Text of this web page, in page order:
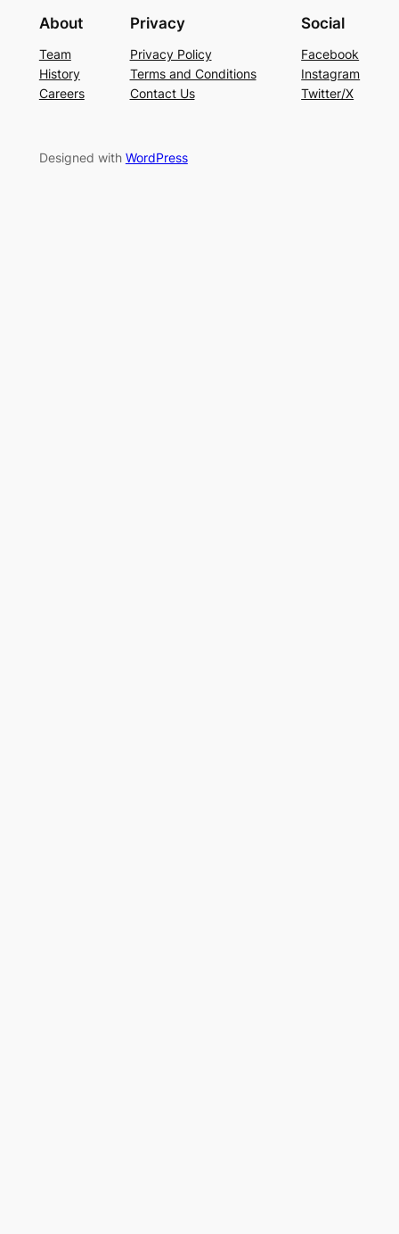
About
Team
History
Careers
Privacy
Privacy Policy
Terms and Conditions
Contact Us
Social
Facebook
Instagram
Twitter/X
Designed with WordPress